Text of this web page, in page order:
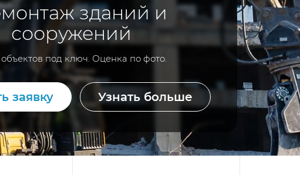
зданий и
сооружений
под ключ. Оценка по фото.
заявку Узнать больше